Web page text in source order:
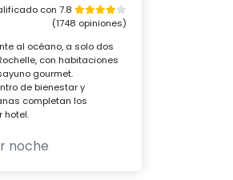
con 7.8
(1748 opiniones)
al océano, a solo dos
con habitaciones
gourmet.
de bienestar y
completan los
hotel.
noche